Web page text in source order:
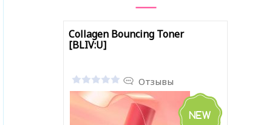
Collagen Bouncing Toner
[BLIV:U]
Отзывы